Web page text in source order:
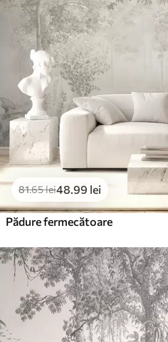
Premium
220.02132.01 lei
Vinil Premium
250.00150.00lei/m²
Peel and Stick
300.00
81.65lei48 .99 lei
Pădure fermecătoare